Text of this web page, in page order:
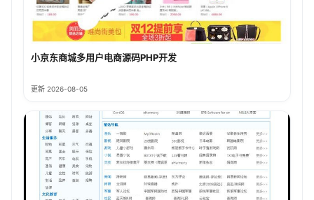
小京东商城多用户电商源码PHP开发
更新 2026-08-05